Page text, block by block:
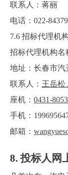
联系人： 蒋丽
电话：022-
7.6 招标代理机
招标代理机构名
地址： 长春市汽
联系人： 王岳松
座机： 0431-
手机：
邮箱：
8.投标人网